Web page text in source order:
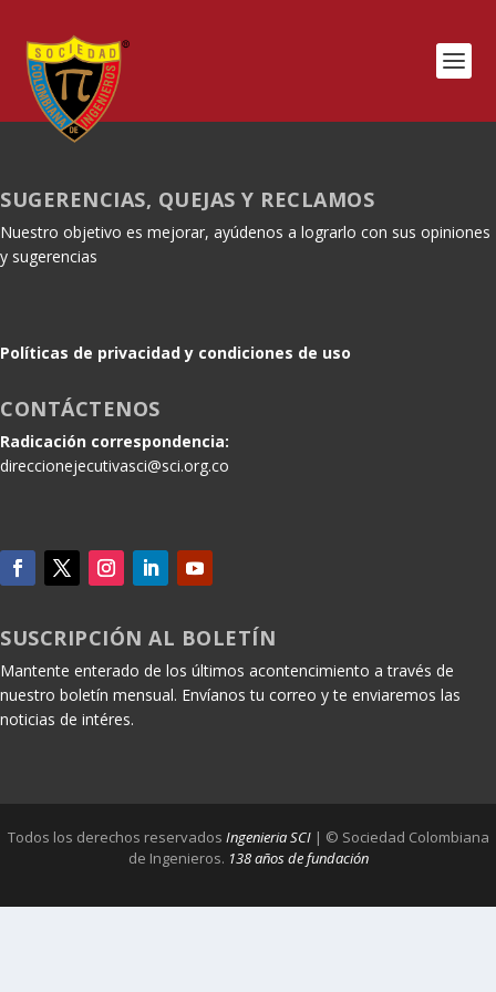
SUGERENCIAS, QUEJAS Y RECLAMOS
Nuestro objetivo es mejorar, ayúdenos a lograrlo con sus opiniones
y sugerencias
Políticas de privacidad y condiciones de uso
CONTÁCTENOS
Radicación correspondencia:
direccionejecutivasci@sci.org.co
SUSCRIPCIÓN AL BOLETÍN
Mantente enterado de los últimos acontencimiento a través de
nuestro boletín mensual. Envíanos tu correo y te enviaremos las
noticias de intéres.
Todos los derechos reservados Ingenieria SCI | © Sociedad Colombiana
de Ingenieros. 138 años de fundación